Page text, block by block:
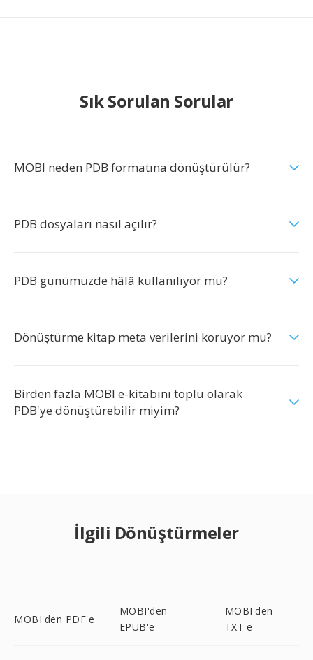
Sık Sorulan Sorular
MOBI neden PDB formatına dönüştürülür?
PDB dosyaları nasıl açılır?
PDB günümüzde hâlâ kullanılıyor mu?
Dönüştürme kitap meta verilerini koruyor mu?
Birden fazla MOBI e-kitabını toplu olarak
PDB'ye dönüştürebilir miyim?
İlgili Dönüştürmeler
MOBI'den PDF'e
MOBI'den
EPUB'e
MOBI'den
TXT'e